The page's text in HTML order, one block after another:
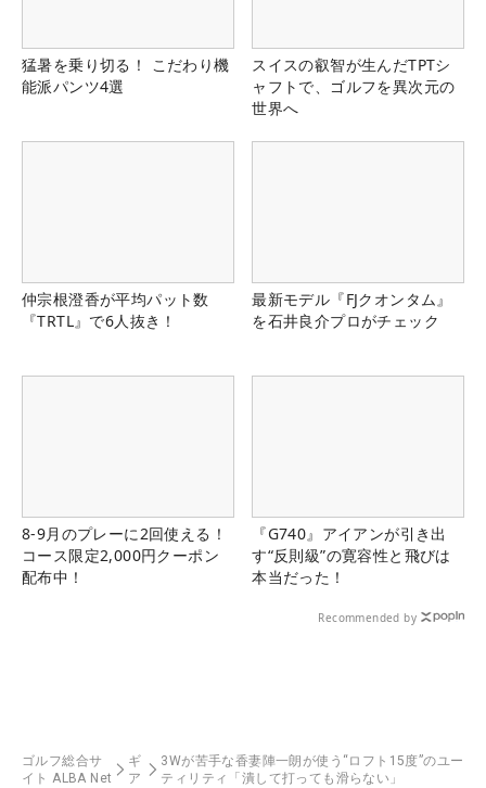
猛暑を乗り切る！ こだわり機
能派パンツ4選
スイスの叡智が生んだTPTシ
ャフトで、ゴルフを異次元の
世界へ
仲宗根澄香が平均パット数
『TRTL』で6人抜き！
最新モデル『FJクオンタム』
を石井良介プロがチェック
8-9月のプレーに2回使える！
コース限定2,000円クーポン
配布中！
『G740』アイアンが引き出
す“反則級”の寛容性と飛びは
本当だった！
Recommended by
ゴルフ総合サ
イト ALBA Net
ギ
ア
3Wが苦手な香妻陣一朗が使う“ロフト15度”のユー
ティリティ「潰して打っても滑らない」